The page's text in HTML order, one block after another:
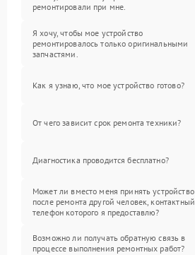
ремонтировали при мне.
Я хочу, чтобы мое устройство
ремонтировалось только оригинальными
запчастями.
Как я узнаю, что мое устройство готово?
От чего зависит срок ремонта техники?
Диагностика проводится бесплатно?
Может ли вместо меня принять устройство
после ремонта другой человек, контактный
телефон которого я предоставлю?
Возможно ли получать обратную связь в
процессе выполнения ремонтных работ?